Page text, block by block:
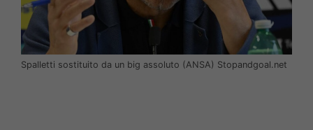
Spalletti sostituito da un big assoluto (ANSA) Stopandgoal.net